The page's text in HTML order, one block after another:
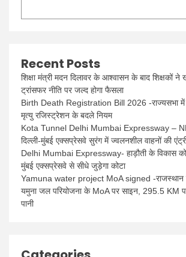
Recent Posts
शिक्षा मंत्री मदन दिलावर के आश्वासन के बाद शिक्षकों ने
ट्रांसफर नीति पर जल्द होगा फैसला
Birth Death Registration Bill 2026 -राज्यसभा में
मृत्यु रजिस्ट्रेशन के बदले नियम
Kota Tunnel Delhi Mumbai Expressway –
दिल्ली-मुंबई एक्सप्रेसवे सुरंग में ज्वलनशील वाहनों की
Delhi Mumbai Expressway- हाड़ौती के विकास को
मुंबई एक्सप्रेसवे से सीधे जुड़ेगा कोटा
Yamuna water project MoA signed -राजस्थान
यमुना जल परियोजना के MoA पर साइन, 295.5 KM
पानी